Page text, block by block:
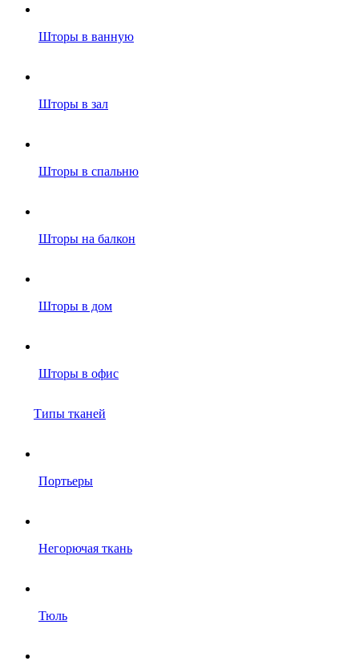
Шторы в ванную
Шторы в зал
Шторы в спальню
Шторы на балкон
Шторы в дом
Шторы в офис
Типы тканей
Портьеры
Негорючая ткань
Тюль